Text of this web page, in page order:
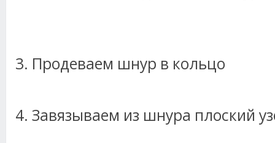
3. Продеваем шнур в кольцо
4. Завязываем из шнура плоский